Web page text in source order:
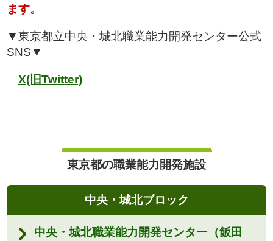
ます。
▼東京都立中央・城北職業能力開発センター公式
SNS▼
X(旧Twitter)
東京都の職業能力開発施設
中央・城北ブロック
中央・城北職業能力開発センター（飯田